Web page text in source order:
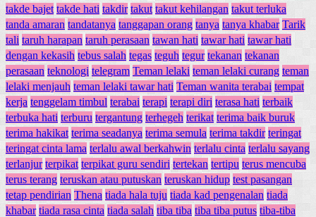
takde bajet takde hati takdir takut takut kehilangan takut terluka
tanda amaran tandatanya tanggapan orang tanya tanya khabar Tarik
tali taruh harapan taruh perasaan tawan hati tawar hati tawar hati
dengan kekasih tebus salah tegas teguh tegur tekanan tekanan
perasaan teknologi telegram Teman lelaki teman lelaki curang teman
lelaki menjauh teman lelaki tawar hati Teman wanita terabai tempat
kerja tenggelam timbul terabai terapi terapi diri terasa hati terbaik
terbuka hati terburu tergantung terhegeh terikat terima baik buruk
terima hakikat terima seadanya terima semula terima takdir teringat
teringat cinta lama terlalu awal berkahwin terlalu cinta terlalu sayang
terlanjur terpikat terpikat guru sendiri tertekan tertipu terus mencuba
terus terang teruskan atau putuskan teruskan hidup test pasangan
tetap pendirian Thena tiada hala tuju tiada kad pengenalan tiada
khabar tiada rasa cinta tiada salah tiba tiba tiba tiba putus tiba-tiba